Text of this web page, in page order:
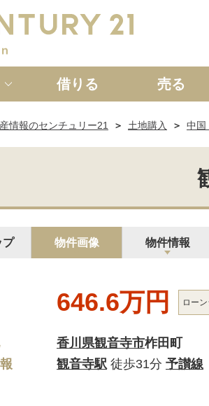
新築一戸建て 中古一戸
借りる 売る
情報のセンチュリー21 土地購入 中国
プ 物件画像 物件情報
646.6万円 ローン
香川県観音寺市柞田町
観音寺駅 徒歩31分 予讃線